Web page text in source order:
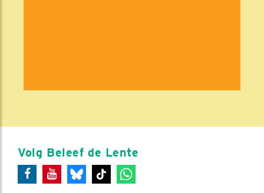
Volg Beleef de Lente